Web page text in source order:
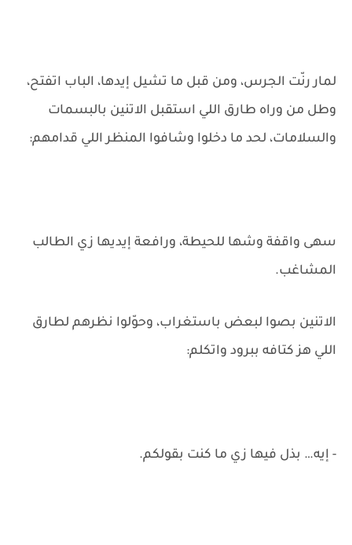
لمار رنّت الجرس، ومن قبل ما تشيل إيدها، الباب اتفتح،
وطل من وراه طارق اللي استقبل الاتنين بالبسمات
والسلامات، لحد ما دخلوا وشافوا المنظر اللي قدامهم:
سهى واقفة وشها للحيطة، ورافعة إيديها زي الطالب
المشاغب.
الاتنين بصوا لبعض باستغراب، وحوّلوا نظرهم لطارق
اللي هز كتافه ببرود واتكلم:
- إيه… بذل فيها زي ما كنت بقولكم.